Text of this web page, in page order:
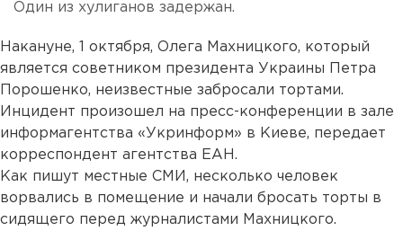
Один из хулиганов задержан.
Накануне, 1 октября, Олега Махницкого, который
является советником президента Украины Петра
Порошенко, неизвестные забросали тортами.
Инцидент произошел на пресс-конференции в зале
информагентства «Укринформ» в Киеве, передает
корреспондент агентства ЕАН.
Как пишут местные СМИ, несколько человек
ворвались в помещение и начали бросать торты в
сидящего перед журналистами Махницкого.